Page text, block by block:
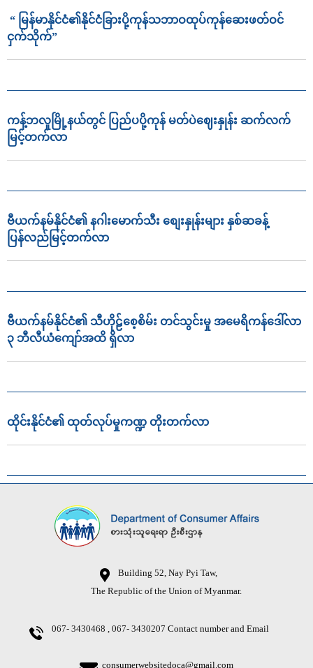
“ မြန်မာနိုင်ငံ၏နိုင်ငံခြားပို့ကုန်သဘာဝထုပ်ကုန်ဆေးဖတ်ဝင်
ငှက်သိုက်”
ကန့်ဘလူမြို့နယ်တွင် ပြည်ပပို့ကုန် မတ်ပဲဈေးနှုန်း ဆက်လက်
မြင့်တက်လာ
ဗီယက်နမ်နိုင်ငံ၏ နဂါးမောက်သီး စျေးနှုန်းများ နှစ်ဆခန့်
ပြန်လည်မြင့်တက်လာ
ဗီယက်နမ်နိုင်ငံ၏ သီဟိုဠ်စေ့စိမ်း တင်သွင်းမှု အမေရိကန်ဒေါ်လာ
၃ ဘီလီယံကျော်အထိ ရှိလာ
ထိုင်းနိုင်ငံ၏ ထုတ်လုပ်မှုကဏ္ဍ တိုးတက်လာ
Building 52, Nay Pyi Taw,
The Republic of the Union of Myanmar.
067- 3430468 , 067- 3430207 Contact number and Email
consumerwebsitedoca@gmail.com